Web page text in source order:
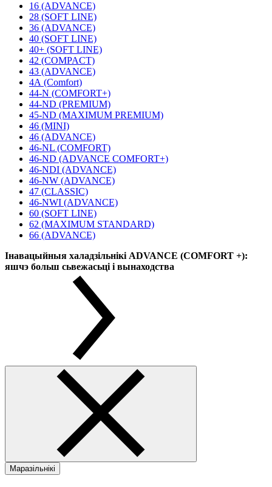
16 (ADVANCE)
28 (SOFT LINE)
36 (ADVANCE)
40 (SOFT LINE)
40+ (SOFT LINE)
42 (COMPACT)
43 (ADVANCE)
4А (Comfort)
44-N (COMFORT+)
44-ND (PREMIUM)
45-ND (MAXIMUM PREMIUM)
46 (MINI)
46 (ADVANCE)
46-NL (COMFORT)
46-ND (ADVANCE COMFORT+)
46-NDI (ADVANCE)
46-NW (ADVANCE)
47 (CLASSIC)
46-NWI (ADVANCE)
60 (SOFT LINE)
62 (MAXIMUM STANDARD)
66 (ADVANCE)
Інавацыйныя халадзільнікі ADVANCE (COMFORT +):
яшчэ больш сьвежасьці і вынаходства
Маразільнікі